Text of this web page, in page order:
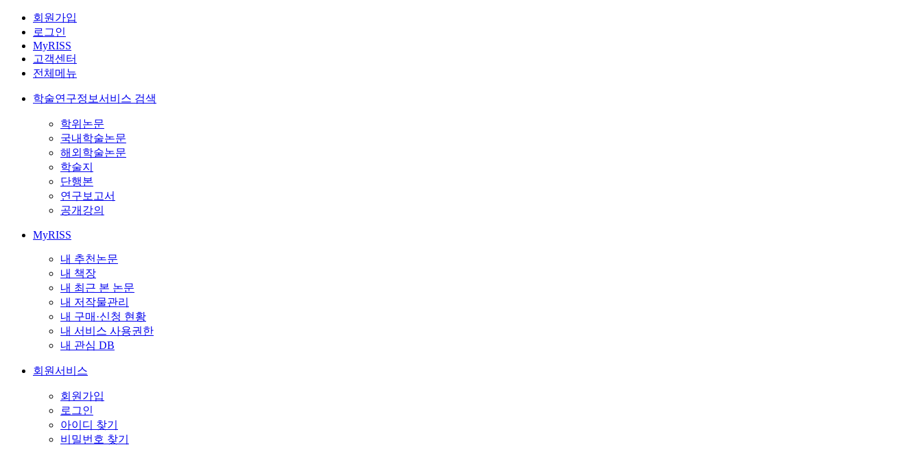
회원가입
로그인
MyRISS
고객센터
전체메뉴
학술연구정보서비스 검색
학위논문
국내학술논문
해외학술논문
학술지
단행본
연구보고서
공개강의
MyRISS
내 추천논문
내 책장
내 최근 본 논문
내 저작물관리
내 구매·신청 현황
내 서비스 사용권한
내 관심 DB
회원서비스
회원가입
로그인
아이디 찾기
비밀번호 찾기